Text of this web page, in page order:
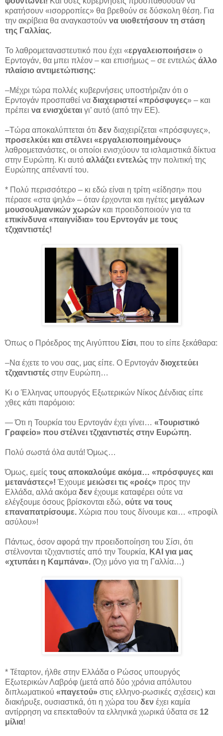
κρατήσουν «ισορροπίες» θα βρεθούν σε δύσκολη θέση. Για
την ακρίβεια θα αναγκαστούν να υιοθετήσουν τη στάση
της Γαλλίας.
Το λαθρομεταναστευτικό που έχει «εργαλειοποιήσει» ο
Ερντογάν, θα μπει πλέον – και επισήμως – σε εντελώς άλλο
πλαίσιο αντιμετώπισης:
–Μέχρι τώρα πολλές κυβερνήσεις υποστήριζαν ότι ο
Ερντογάν προσπαθεί να διαχειριστεί «πρόσφυγες» – και
πρέπει να ενισχύεται γι’ αυτό (από την ΕΕ).
–Τώρα αποκαλύπτεται ότι δεν διαχειρίζεται «πρόσφυγες»,
προσελκύει και στέλνει «εργαλειοποιημένους»
λαθρομετανάστες, οι οποίοι ενισχύουν τα ισλαμιστικά δίκτυα
στην Ευρώπη. Κι αυτό αλλάζει εντελώς την πολιτική της
Ευρώπης απέναντί του.
* Πολύ περισσότερο – κι εδώ είναι η τρίτη «είδηση» που
πέρασε «στα ψηλά» – όταν έρχονται και ηγέτες μεγάλων
μουσουλμανικών χωρών και προειδοποιούν για τα
επικίνδυνα «παιγνίδια» του Ερντογάν με τους
τζιχαντιστές!
Όπως ο Πρόεδρος της Αιγύπτου Σίσι, που το είπε ξεκάθαρα:
–Να έχετε το νου σας, μας είπε. Ο Ερντογάν διοχετεύει
τζιχαντιστές στην Ευρώπη…
Κι ο Έλληνας υπουργός Εξωτερικών Νίκος Δένδιας είπε
χθες κάτι παρόμοιο:
— Ότι η Τουρκία του Ερντογάν έχει γίνει… «Τουριστικό
Γραφείο» που στέλνει τζιχαντιστές στην Ευρώπη.
Πολύ σωστά όλα αυτά! Όμως…
Όμως, εμείς τους αποκαλούμε ακόμα… «πρόσφυγες και
μετανάστες»! Έχουμε μειώσει τις «ροές» προς την
Ελλάδα, αλλά ακόμα δεν έχουμε καταφέρει ούτε να
ελέγξουμε όσους βρίσκονται εδώ, ούτε να τους
επαναπατρίσουμε. Χώρια που τους δίνουμε και… «προφίλ
ασύλου»!
Πάντως, όσον αφορά την προειδοποίηση του Σίσι, ότι
στέλνονται τζιχαντιστές από την Τουρκία, ΚΑΙ για μας
«χτυπάει η Καμπάνα». (Όχι μόνο για τη Γαλλία…)
* Τέταρτον, ήλθε στην Ελλάδα ο Ρώσος υπουργός
Εξωτερικών Λαβρόφ (μετά από δύο χρόνια απόλυτου
διπλωματικού «παγετού» στις ελληνο-ρωσικές σχέσεις) και
διακήρυξε, ουσιαστικά, ότι η χώρα του δεν έχει καμία
αντίρρηση να επεκταθούν τα ελληνικά χωρικά ύδατα σε 12
μίλια!